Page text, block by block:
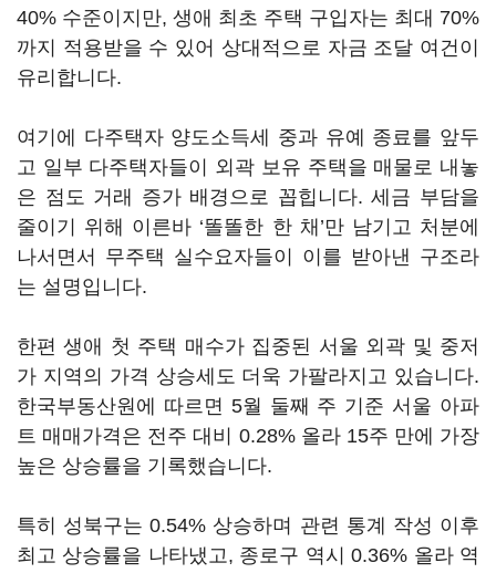
40% 수준이지만, 생애 최초 주택 구입자는 최대 70%
까지 적용받을 수 있어 상대적으로 자금 조달 여건이
유리합니다.
여기에 다주택자 양도소득세 중과 유예 종료를 앞두
고 일부 다주택자들이 외곽 보유 주택을 매물로 내놓
은 점도 거래 증가 배경으로 꼽힙니다. 세금 부담을
줄이기 위해 이른바 ‘똘똘한 한 채’만 남기고 처분에
나서면서 무주택 실수요자들이 이를 받아낸 구조라
는 설명입니다.
한편 생애 첫 주택 매수가 집중된 서울 외곽 및 중저
가 지역의 가격 상승세도 더욱 가팔라지고 있습니다.
한국부동산원에 따르면 5월 둘째 주 기준 서울 아파
트 매매가격은 전주 대비 0.28% 올라 15주 만에 가장
높은 상승률을 기록했습니다.
특히 성북구는 0.54% 상승하며 관련 통계 작성 이후
최고 상승률을 나타냈고, 종로구 역시 0.36% 올라 역